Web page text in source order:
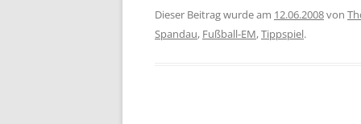
freundlichen hilfe des
Schiedsrichters - auch
Wo er
Dieser Beitrag wurde am 12.06.2008von
Spandau, Fußball-EM,Tippspiel.